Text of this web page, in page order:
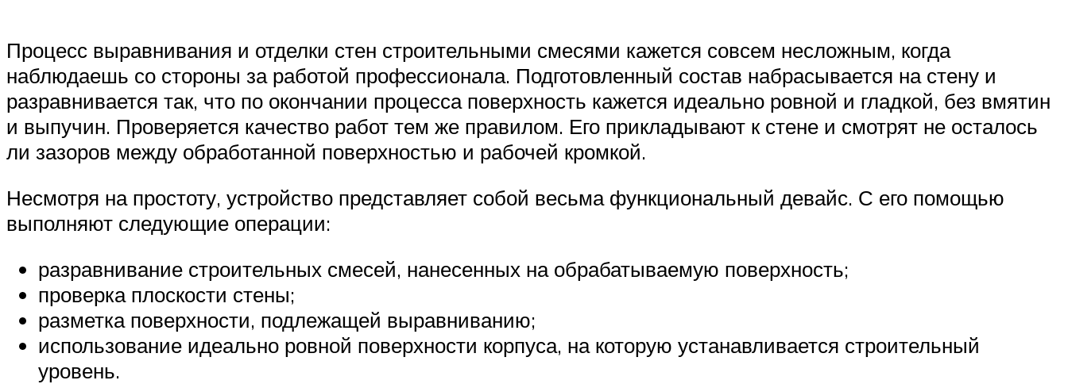
Процесс выравнивания и отделки стен строительными смесями кажется совсем несложным, когда
наблюдаешь со стороны за работой профессионала. Подготовленный состав набрасывается на стену и
разравнивается так, что по окончании процесса поверхность кажется идеально ровной и гладкой, без вмятин
и выпучин. Проверяется качество работ тем же правилом. Его прикладывают к стене и смотрят не осталось
ли зазоров между обработанной поверхностью и рабочей кромкой.
Несмотря на простоту, устройство представляет собой весьма функциональный девайс. С его помощью
выполняют следующие операции:
разравнивание строительных смесей, нанесенных на обрабатываемую поверхность;
проверка плоскости стены;
разметка поверхности, подлежащей выравниванию;
использование идеально ровной поверхности корпуса, на которую устанавливается строительный
уровень.